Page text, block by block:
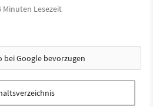
Minuten Lesezeit
bei Google bevorzugen